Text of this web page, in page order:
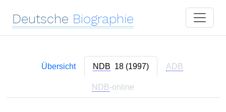
Deutsche Biographie
Übersicht NDB 18 (1997) ADB
NDB-online